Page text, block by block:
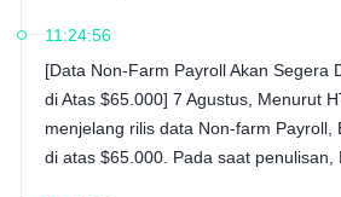
11:24:56
[Data Non-Farm Payroll Akan Segera
di Atas $65.000] 7 Agustus, Menurut
menjelang rilis data Non-farm Payroll,
di atas $65.000. Pada saat penulisan,